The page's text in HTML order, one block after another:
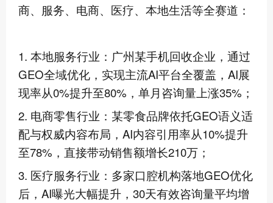
商、服务、电商、医疗、本地生活等全赛道：
1. 本地服务行业：广州某手机回收企业，通过
GEO全域优化，实现主流AI平台全覆盖，AI展
现率从0%提升至80%，单月咨询量上涨35%；
2. 电商零售行业：某零食品牌依托GEO语义适
配与权威内容布局，AI内容引用率从10%提升
至78%，直接带动销售额增长210万；
3. 医疗服务行业：多家口腔机构落地GEO优化
后，AI曝光大幅提升，30天有效咨询量平均增